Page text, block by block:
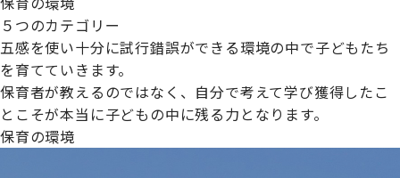
５つのカテゴリー
五感を使い十分に試行錯誤ができる環境の中で子どもたち
を育てていきます。
保育者が教えるのではなく、自分で考えて学び獲得したこ
とこそが本当に子どもの中に残る力となります。
保育の環境